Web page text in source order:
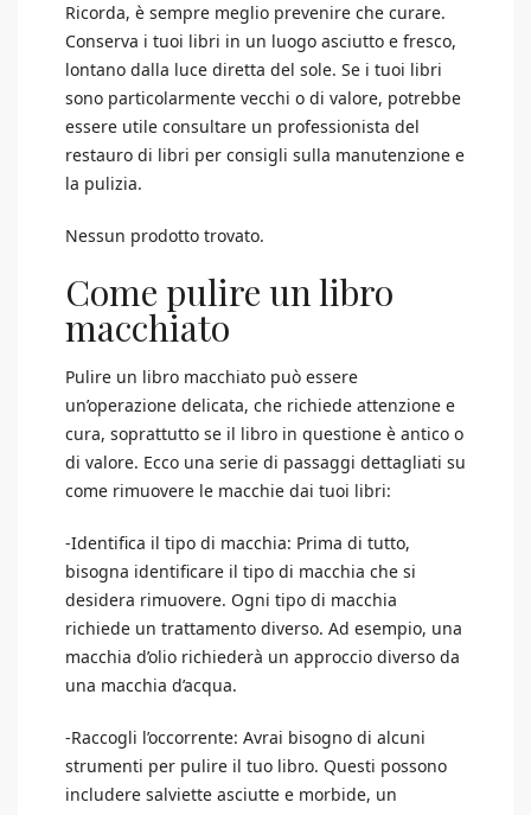
Ricorda, è sempre meglio prevenire che curare.
Conserva i tuoi libri in un luogo asciutto e fresco,
lontano dalla luce diretta del sole. Se i tuoi libri
sono particolarmente vecchi o di valore, potrebbe
essere utile consultare un professionista del
restauro di libri per consigli sulla manutenzione e
la pulizia.
Nessun prodotto trovato.
Come pulire un libro
macchiato
Pulire un libro macchiato può essere
un’operazione delicata, che richiede attenzione e
cura, soprattutto se il libro in questione è antico o
di valore. Ecco una serie di passaggi dettagliati su
come rimuovere le macchie dai tuoi libri:
-Identifica il tipo di macchia: Prima di tutto,
bisogna identificare il tipo di macchia che si
desidera rimuovere. Ogni tipo di macchia
richiede un trattamento diverso. Ad esempio, una
macchia d’olio richiederà un approccio diverso da
una macchia d’acqua.
-Raccogli l’occorrente: Avrai bisogno di alcuni
strumenti per pulire il tuo libro. Questi possono
includere salviette asciutte e morbide, un